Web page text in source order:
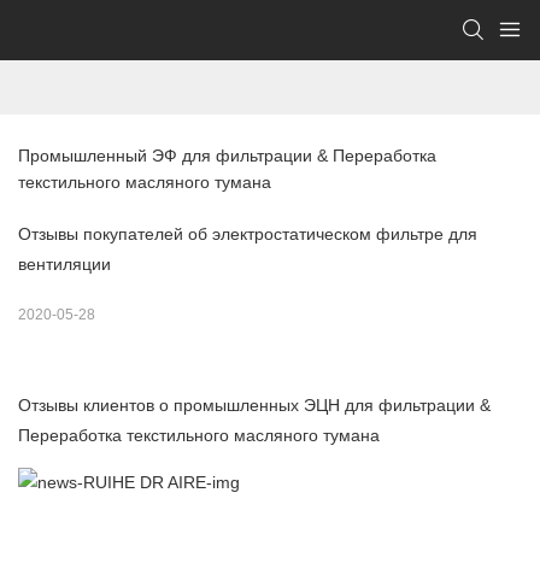
Промышленный ЭФ для фильтрации & Переработка
текстильного масляного тумана
Отзывы покупателей об электростатическом фильтре для
вентиляции
2020-05-28
Отзывы клиентов о промышленных ЭЦН для фильтрации &
Переработка текстильного масляного тумана